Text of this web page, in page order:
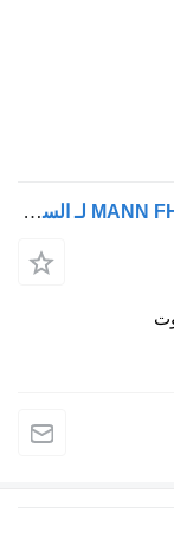
مبيت مرشح الوقود MANN FH16 (01.93-) 21041291 لـ السيارات القاطرة Volvo FH12, FH16, NH12, FH, VNL780 (1993-2014)